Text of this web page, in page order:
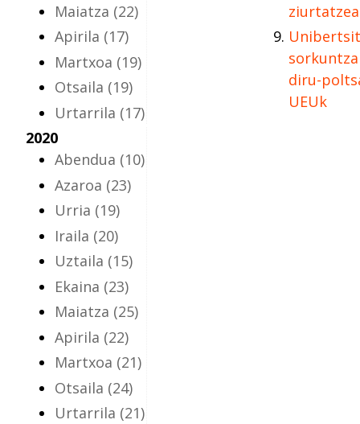
Maiatza (22)
Apirila (17)
Martxoa (19)
Otsaila (19)
Urtarrila (17)
2020
Abendua (10)
Azaroa (23)
Urria (19)
Iraila (20)
Uztaila (15)
Ekaina (23)
Maiatza (25)
Apirila (22)
Martxoa (21)
Otsaila (24)
Urtarrila (21)
diru-
UEUk